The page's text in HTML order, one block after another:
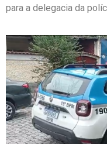
para a delegacia da